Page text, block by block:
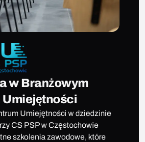
w Branżowym
Umiejętności
Umiejętności w dziedzinie
CS PSP w Częstochowie
szkolenia zawodowe, które